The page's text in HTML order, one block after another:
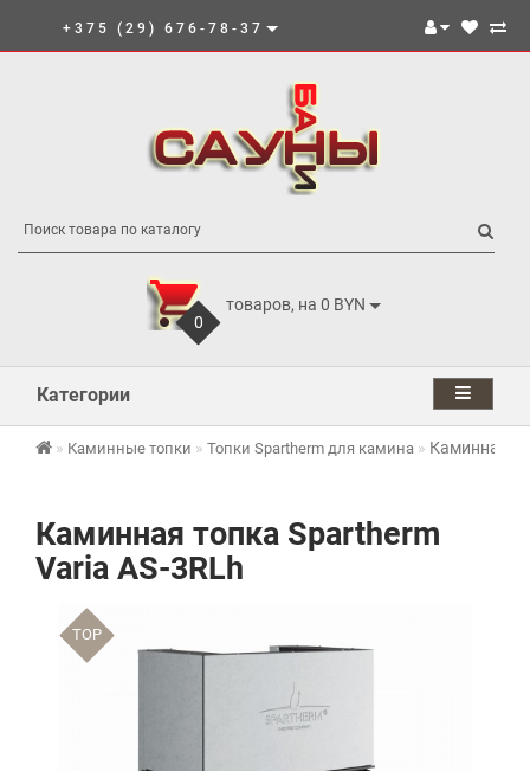
+375 (29) 676-78-37
0
товаров, на 0 BYN
Категории
Каминные топки Топки Spartherm для камина Каминная
Каминная топка Spartherm
Varia AS-3RLh
TOP